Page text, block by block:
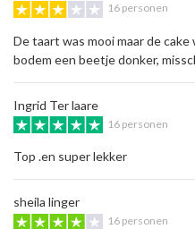
16 personen
De taart was mooi maar de
bodem een beetje donker,
Ingrid Ter laare
16 personen
Top .en super lekker
sheila linger
16 personen